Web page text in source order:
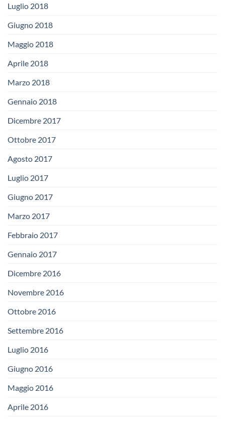
Luglio 2018
Giugno 2018
Maggio 2018
Aprile 2018
Marzo 2018
Gennaio 2018
Dicembre 2017
Ottobre 2017
Agosto 2017
Luglio 2017
Giugno 2017
Marzo 2017
Febbraio 2017
Gennaio 2017
Dicembre 2016
Novembre 2016
Ottobre 2016
Settembre 2016
Luglio 2016
Giugno 2016
Maggio 2016
Aprile 2016